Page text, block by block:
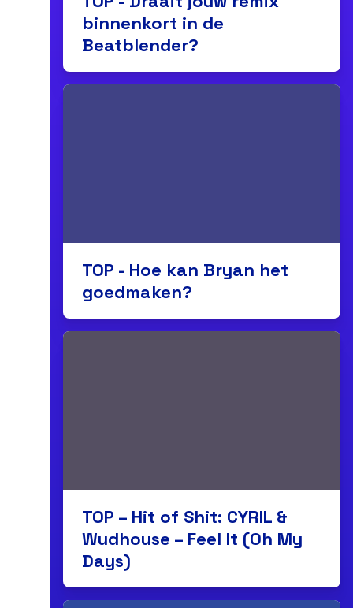
binnenkort in de
Beatblender?
TOP - Hoe kan Bryan het
goedmaken?
TOP – Hit of Shit: CYRIL &
Wudhouse – Feel It (Oh My
Days)